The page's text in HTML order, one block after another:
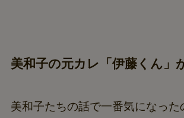
美和子の元カレ「伊藤くん」
美和子たちの話で一番気になった